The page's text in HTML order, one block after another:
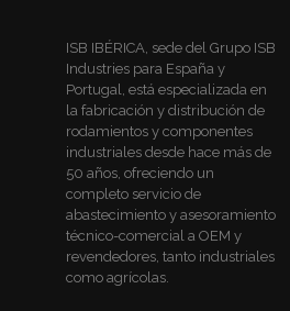
ISB IBÉRICA, sede del Grupo ISB
Industries para España y
Portugal, está especializada en
la fabricación y distribución de
rodamientos y componentes
industriales desde hace más de
50 años, ofreciendo un
completo servicio de
abastecimiento y asesoramiento
técnico-comercial a OEM y
revendedores, tanto industriales
como agrícolas.